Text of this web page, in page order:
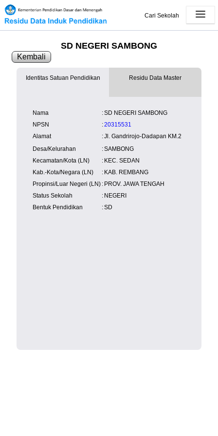
Cari Sekolah
SD NEGERI SAMBONG
Kembali
Identitas Satuan Pendidikan
Nama :SD NEGERI SAMBONG
NPSN
:20315531
Alamat
:Jl. Gandrirojo-Dadapan KM.2
Desa/Kelurahan
:SAMBONG
Kecamatan/Kota (LN)
: KEC. SEDAN
Kab.-Kota/Negara (LN)
: KAB. REMBANG
Propinsi/Luar Negeri (LN) : PROV. JAWA TENGAH
Status Sekolah
: NEGERI
Bentuk Pendidikan
:SD
Residu Data Master